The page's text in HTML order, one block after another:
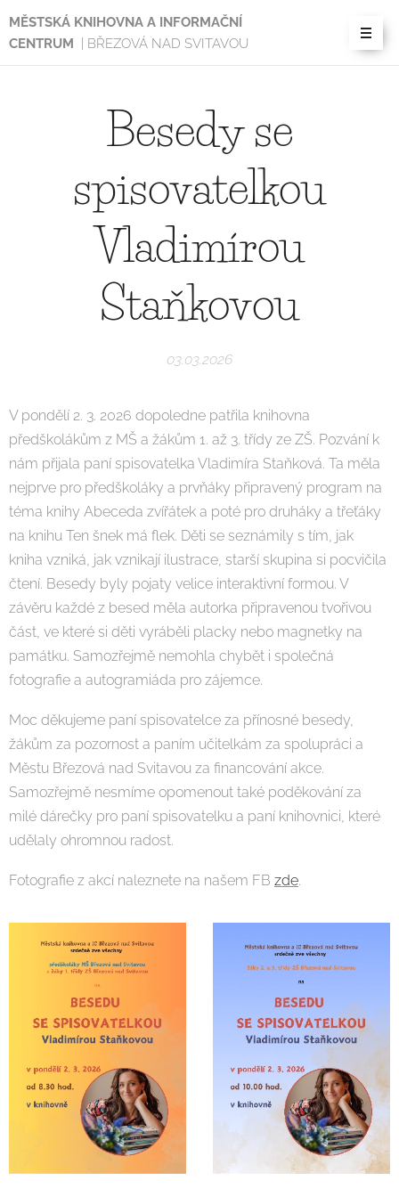
MĚSTSKÁ KNIHOVNA A INFORMAČNÍ
CENTRUM
| BŘEZOVÁ NAD SVITAVOU
Besedy se
spisovatelkou
Vladimírou
Staňkovou
03.03.2026
V pondělí 2. 3. 2026 dopoledne patřila knihovna
předškolákům z MŠ a žákům 1. až 3. třídy ze ZŠ. Pozvání k
nám přijala paní spisovatelka Vladimíra Staňková. Ta měla
nejprve pro předškoláky a prvňáky připravený program na
téma knihy Abeceda zvířátek a poté pro druháky a třeťáky
na knihu Ten šnek má flek. Děti se seznámily s tím, jak
kniha vzniká, jak vznikají ilustrace, starší skupina si pocvičila
čtení. Besedy byly pojaty velice interaktivní formou. V
závěru každé z besed měla autorka připravenou tvořivou
část, ve které si děti vyráběli placky nebo magnetky na
památku. Samozřejmě nemohla chybět i společná
fotografie a autogramiáda pro zájemce.
Moc děkujeme paní spisovatelce za přínosné besedy,
žákům za pozornost a paním učitelkám za spolupráci a
Městu Březová nad Svitavou za financování akce.
Samozřejmě nesmíme opomenout také poděkování za
milé dárečky pro paní spisovatelku a paní knihovnici, které
udělaly ohromnou radost.
Fotografie z akcí naleznete na našem FB zde.